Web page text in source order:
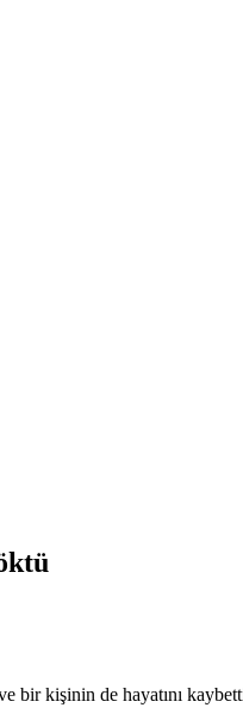
bir kişinin de hayatını